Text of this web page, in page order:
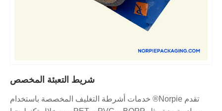
شريط التعبئة المخصص
تقدم Norpie® خدمات أشرطة التغليف المخصصة باستخدام